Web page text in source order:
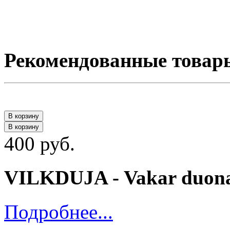
Рекомендованные
В корзину
В корзину
400 руб.
VILKDUJA - Vakar
Подробнее...